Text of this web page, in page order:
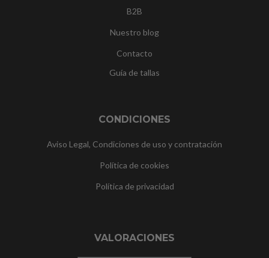
B2B
Nuestro blog
Contacto
Guía de tallas
CONDICIONES
Aviso Legal, Condiciones de uso y contratación
Política de cookies
Política de privacidad
VALORACIONES